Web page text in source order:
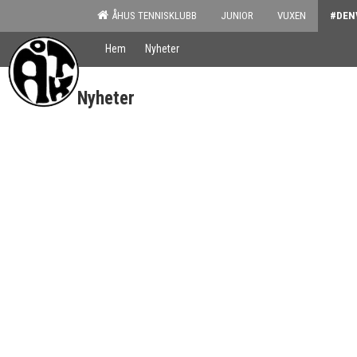
ÅHUS TENNISKLUBB JUNIOR VUXEN
Hem Nyheter
Nyheter